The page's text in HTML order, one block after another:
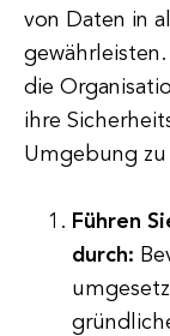
von Daten in
die
ihre
Umgebung zu
Führen
durch: